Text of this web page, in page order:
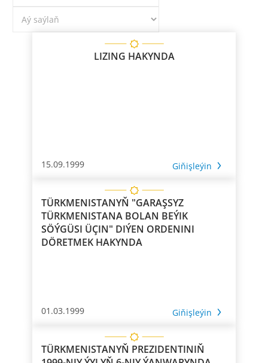
LIZING HAKYNDA
15.09.1999 Giňişleýin
TÜRKMENISTANYŇ "GARAŞSYZ
TÜRKMENISTANA BOLAN BEÝIK
SÖÝGÜSI ÜÇIN" DIÝEN ORDENINI
DÖRETMEK HAKYNDA
01.03.1999 Giňişleýin
TÜRKMENISTANYŇ PREZIDENTINIŇ